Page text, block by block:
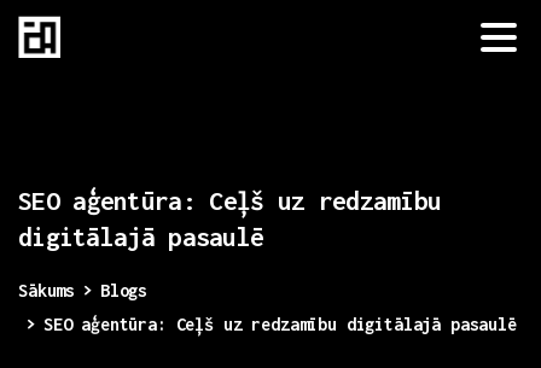
SEO aģentūra: Ceļš uz
redzamību
digitālajā pasaulē
Sākums
Blogs
SEO aģentūra: Ceļš uz redzamību digitālajā pasaulē